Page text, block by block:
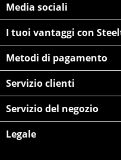
Media sociali
I tuoi vantaggi con
Metodi di pagamento
Servizio clienti
Servizio del negozio
Legale